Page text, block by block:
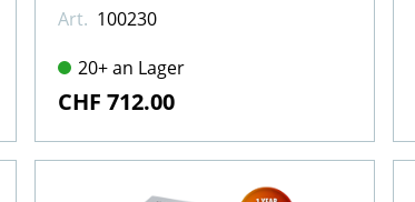
Art. 100230
20+ an Lager
CHF 712.00